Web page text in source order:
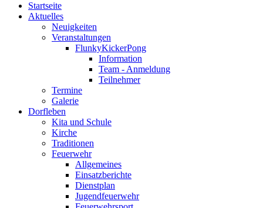
Startseite
Aktuelles
Neuigkeiten
Veranstaltungen
FlunkyKickerPong
Information
Team - Anmeldung
Teilnehmer
Termine
Galerie
Dorfleben
Kita und Schule
Kirche
Traditionen
Feuerwehr
Allgemeines
Einsatzberichte
Dienstplan
Jugendfeuerwehr